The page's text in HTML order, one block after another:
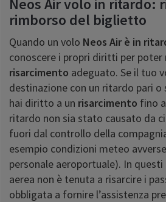
Neos Air volo in ritardo:
rimborso del biglietto
Quando un volo Neos Air è in
conoscere i propri diritti per poter
risarcimento adeguato. Se il tuo
destinazione con un ritardo pari o
hai diritto a un risarcimento fino
ritardo non sia stato causato da
fuori dal controllo della
esempio condizioni meteo
personale aeroportuale). In questi
aerea non è tenuta a risarcire i
obbligata a fornire l’assistenza